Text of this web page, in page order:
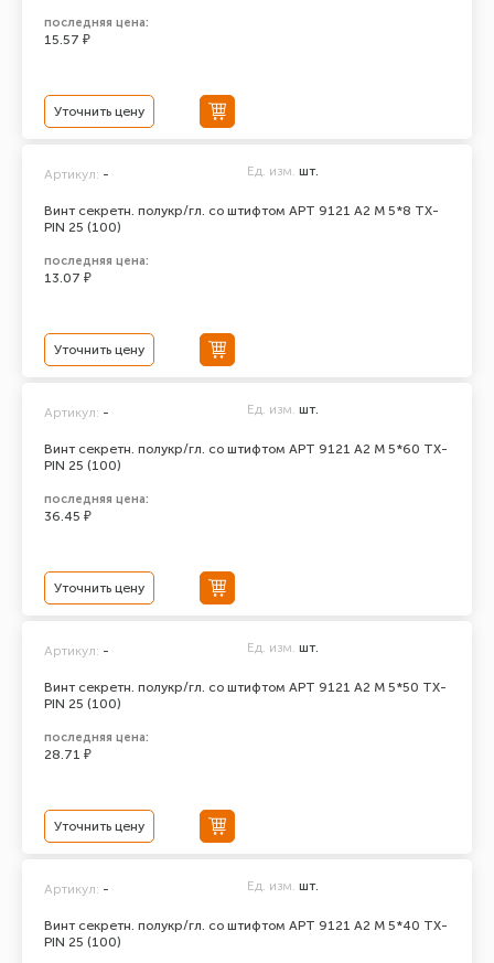
последняя цена:
15.57 ₽
Уточнить цену
Винт секретн. полукр/гл. со штифтом АРТ 9121 А2 M 5*8 TX-
PIN 25 (100)
Артикул: - Ед. изм. шт.
последняя цена:
13.07 ₽
Уточнить цену
Винт секретн. полукр/гл. со штифтом АРТ 9121 А2 M 5*60 TX-
PIN 25 (100)
Артикул: - Ед. изм. шт.
последняя цена:
36.45 ₽
Уточнить цену
Винт секретн. полукр/гл. со штифтом АРТ 9121 А2 M 5*50 TX-
PIN 25 (100)
Артикул: - Ед. изм. шт.
последняя цена:
28.71 ₽
Уточнить цену
Винт секретн. полукр/гл. со штифтом АРТ 9121 А2 M 5*40 TX-
PIN 25 (100)
Артикул: - Ед. изм. шт.